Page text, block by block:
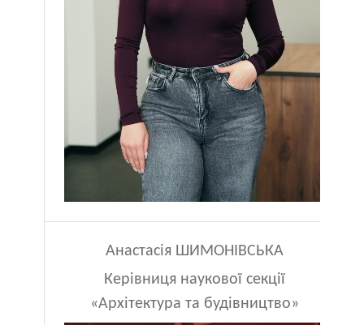
Анастасія ШИМОНІВСЬКА
Керівниця наукової секції
«Архітектура та будівництво»